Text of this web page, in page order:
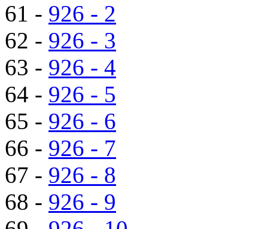
61 - 926 - 2
62 - 926 - 3
63 - 926 - 4
64 - 926 - 5
65 - 926 - 6
66 - 926 - 7
67 - 926 - 8
68 - 926 - 9